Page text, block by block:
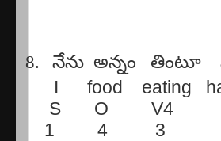
8. నేను అన్నం తింటూ
I
food eating
S
O V4
1
4 3